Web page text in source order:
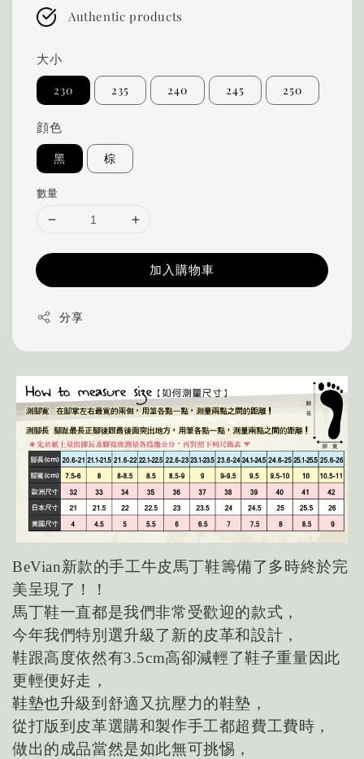
Authentic products
大小
230 235 240 245 250
顔色
黑 棕
數量
加入購物車
分享
BeVian新款的手工牛皮馬丁鞋籌備了多時終於完
美呈現了！！
馬丁鞋一直都是我們非常受歡迎的款式，
今年我們特別選升級了新的皮革和設計，
鞋跟高度依然有3.5cm高卻減輕了鞋子重量因此
更輕便好走，
鞋墊也升級到舒適又抗壓力的鞋墊，
從打版到皮革選購和製作手工都超費工費時，
做出的成品當然是如此無可挑惕，